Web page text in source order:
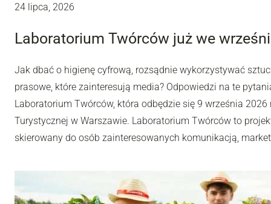
24 lipca, 2026
Laboratorium Twórców już we
Jak dbać o higienę cyfrową, rozsądnie wykorzystywać
prasowe, które zainteresują media? Odpowiedzi na te
Laboratorium Twórców, która odbędzie się 9 września
Turystycznej w Warszawie. Laboratorium Twórców to
skierowany do osób zainteresowanych komunikacją,